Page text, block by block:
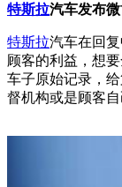
特斯拉汽车发布
特斯拉汽车在回
顾客的利益，想
车子原始记录，
督机构或是顾客自